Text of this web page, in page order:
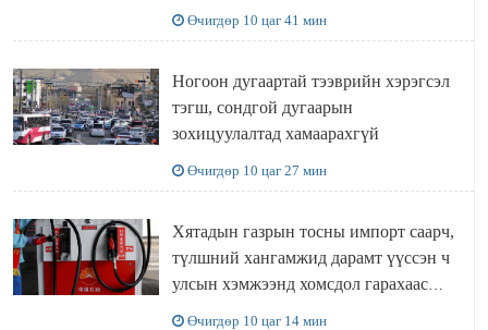
Өчигдөр 10 цаг 41 мин
Ногоон дугаартай тээврийн хэрэгсэл
тэгш, сондгой дугаарын
зохицуулалтад хамаарахгүй
Өчигдөр 10 цаг 27 мин
Хятадын газрын тосны импорт саарч,
түлшний хангамжид дарамт үүссэн ч
улсын хэмжээнд хомсдол гарахаас
Өчигдөр 10 цаг 14 мин